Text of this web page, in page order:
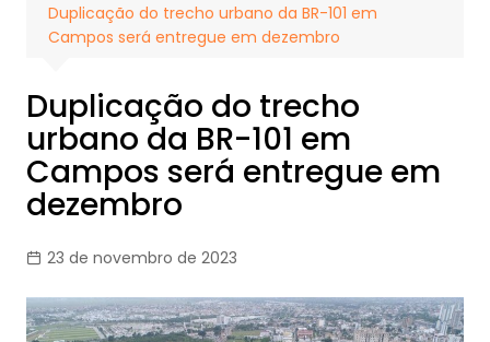
Duplicação do trecho urbano da BR-101 em
Campos será entregue em dezembro
Duplicação do trecho
urbano da BR-101 em
Campos será entregue em
dezembro
23 de novembro de 2023